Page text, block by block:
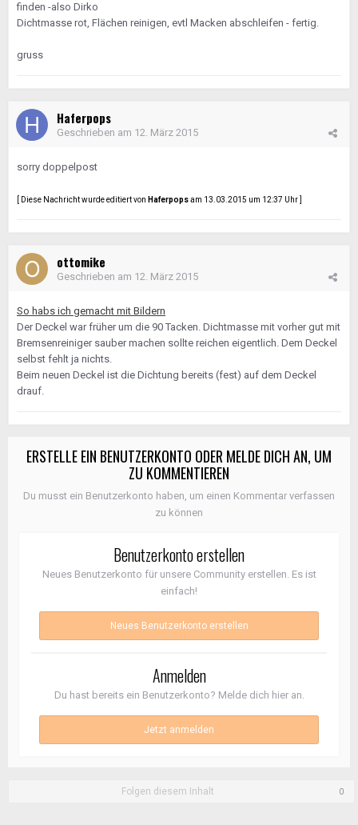
finden -also Dirko
Dichtmasse rot, Flächen reinigen, evtl Macken abschleifen - fertig.
gruss
Haferpops
Geschrieben am 12. März 2015
sorry doppelpost
[ Diese Nachricht wurde editiert von Haferpopsam 13.03.2015 um 12:37 Uhr ]
ottomike
Geschrieben am 12. März 2015
So habs ich gemacht mit Bildern
Der Deckel war früher um die 90 Tacken. Dichtmasse mit vorher gut mit
Bremsenreiniger sauber machen sollte reichen eigentlich. Dem Deckel
selbst fehlt ja nichts.
Beim neuen Deckel ist die Dichtung bereits (fest) auf dem Deckel
drauf.
ERSTELLE EIN BENUTZERKONTO ODER MELDE DICH AN, UM
ZU KOMMENTIEREN
Du musst ein Benutzerkonto haben, um einen Kommentar verfassen
zu können
Benutzerkonto erstellen
Neues Benutzerkonto für unsere Community erstellen. Es ist
einfach!
Neues Benutzerkonto erstellen
Anmelden
Du hast bereits ein Benutzerkonto? Melde dich hier an.
Jetzt anmelden
Folgen diesem Inhalt 0